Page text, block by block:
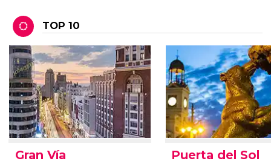
TOP 10
Gran Vía Puerta del Sol